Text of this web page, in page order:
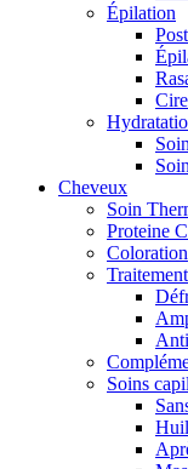
Épilation
Cheveux
Soin
Proteine
Coloration
Soins